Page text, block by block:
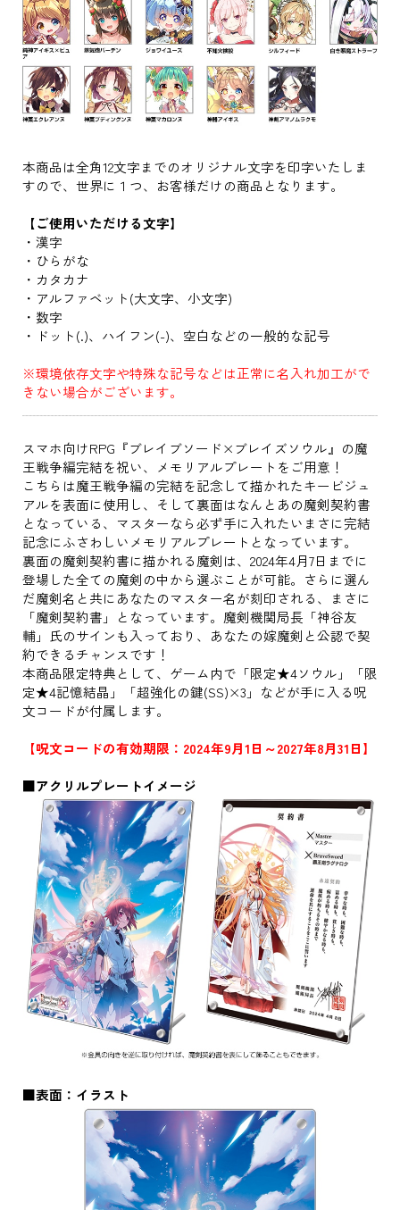
本商品は全角12文字までのオリジナル文字を印字いたしま
すので、世界に１つ、お客様だけの商品となります。
【ご使用いただける文字】
・漢字
・ひらがな
・カタカナ
・アルファベット(大文字、小文字)
・数字
・ドット(.)、ハイフン(-)、空白などの一般的な記号
※環境依存文字や特殊な記号などは正常に名入れ加工がで
きない場合がございます。
スマホ向けRPG『ブレイブソード×ブレイズソウル』の魔
王戦争編完結を祝い、メモリアルプレートをご用意！
こちらは魔王戦争編の完結を記念して描かれたキービジュ
アルを表面に使用し、そして裏面はなんとあの魔剣契約書
となっている、マスターなら必ず手に入れたいまさに完結
記念にふさわしいメモリアルプレートとなっています。
裏面の魔剣契約書に描かれる魔剣は、2024年4月7日までに
登場した全ての魔剣の中から選ぶことが可能。さらに選ん
だ魔剣名と共にあなたのマスター名が刻印される、まさに
「魔剣契約書」となっています。魔剣機関局長「神谷友
輔」氏のサインも入っており、あなたの嫁魔剣と公認で契
約できるチャンスです！
本商品限定特典として、ゲーム内で「限定★4ソウル」「限
定★4記憶結晶」「超強化の鍵(SS)×3」などが手に入る呪
文コードが付属します。
【呪文コードの有効期限：2024年9月1日～2027年8月31日】
■アクリルプレートイメージ
■表面：イラスト